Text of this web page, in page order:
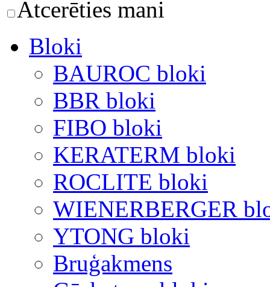
Atcerēties mani
Bloki
BAUROC bloki
BBR bloki
FIBO bloki
KERATERM bloki
ROCLITE bloki
WIENERBERGER
YTONG bloki
Bruģakmens